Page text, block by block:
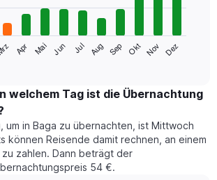
Apr Mai Jun Jul Aug Sep Okt Nov Dez
welchem Tag ist die Übernachtung
um in Baga zu übernachten, ist Mittwoch
können Reisende damit rechnen, an einem
zahlen. Dann beträgt der
54 €.